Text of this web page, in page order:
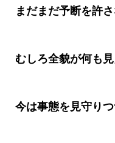
まだまだ予断を許
むしろ全貌が何も
今は事態を見守り